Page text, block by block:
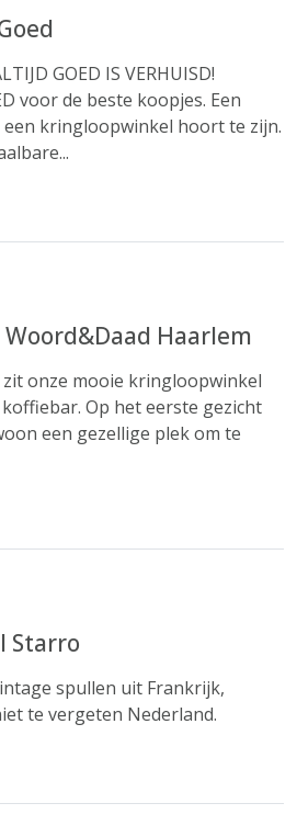
GOED IS VERHUISD!
voor de beste koopjes. Een
kringloopwinkel hoort te zijn.
Haarlem
zit onze mooie kringloopwinkel
Op het eerste gezicht
een gezellige plek om te
Starro
spullen uit Frankrijk,
te vergeten Nederland.